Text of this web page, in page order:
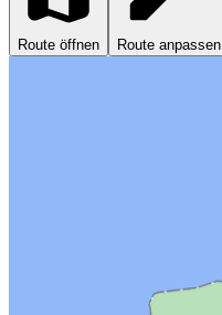
Route öffnen Route anpassen